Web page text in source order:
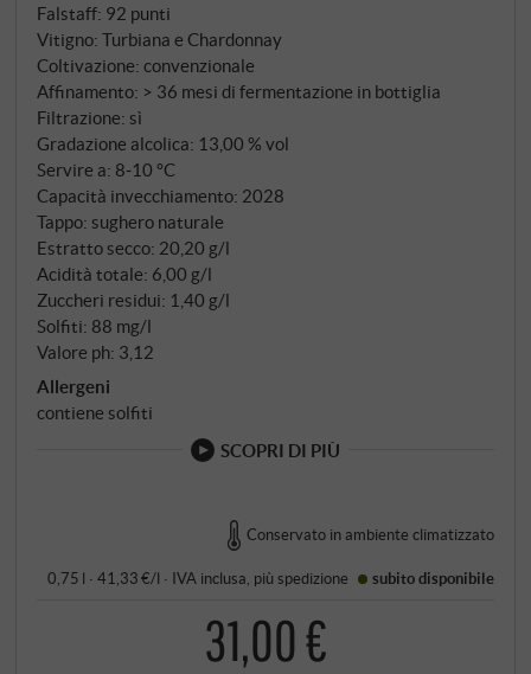
è prodotta con il vitigno autoctono Turbiana, il
famoso Trebbiano di Lugana, integrato da una
piccola dose di Chardonnay per mantenere la
struttura acida tipica dei vini Metodo Classico. Le
uve crescono su terreni calcarei e argillosi delle
colline moreniche a sud del Lago di Garda, la cui
mineralità conferisce ai vini una particolare
freschezza e sapidità. La prima fermentazione
avviene in parte in acciaio e in parte in barrique, la
seconda fermentazione rigorosamente secondo il
Metodo Classico in bottiglia. Dopo almeno 36 mesi di
permanenza sui lieviti – significativamente più lunghi
rispetto al Brut – segue un ulteriore affinamento in
bottiglia di quattro mesi dopo la sboccatura.
Falstaff: 92 punti
Vitigno: Turbiana e Chardonnay
Coltivazione: convenzionale
Affinamento: > 36 mesi di fermentazione in bottiglia
Filtrazione: sì
Gradazione alcolica: 13,00 % vol
Servire a: 8‑10 °C
Capacità invecchiamento: 2028
Tappo: sughero naturale
Estratto secco: 20,20 g/l
Acidità totale: 6,00 g/l
Zuccheri residui: 1,40 g/l
Solfiti: 88 mg/l
Valore ph: 3,12
Allergeni
contiene solfiti
SCOPRI DI PIÙ
Conservato in ambiente climatizzato
0,75 l · 41,33 €/l · IVA inclusa , piùspedizione subito disponibile
31,00 €